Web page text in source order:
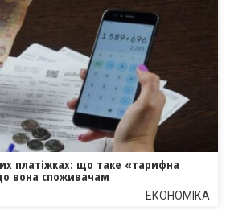
платіжках: що таке «тарифна
вона споживачам
ЕКОНОМІКА